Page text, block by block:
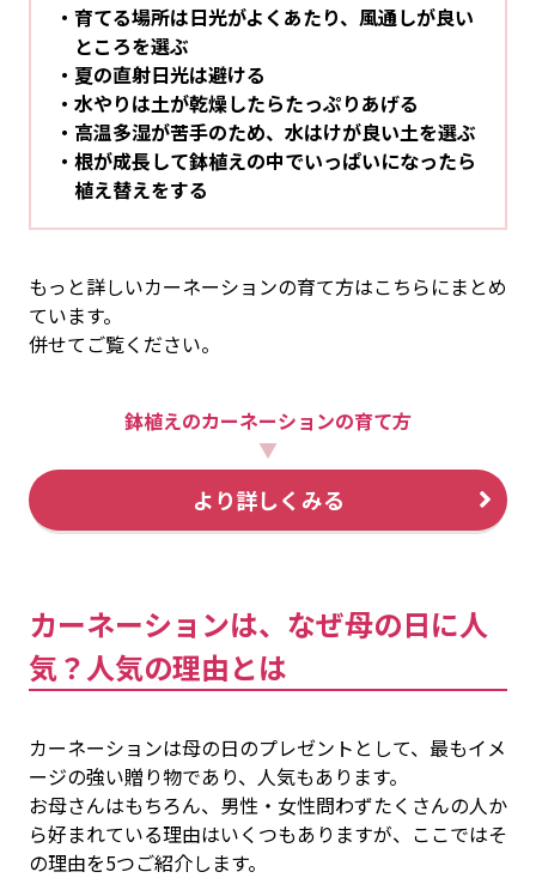
育てる場所は日光がよくあたり、風通しが良い
ところを選ぶ
夏の直射日光は避ける
水やりは土が乾燥したらたっぷりあげる
高温多湿が苦手のため、水はけが良い土を選ぶ
根が成長して鉢植えの中でいっぱいになったら
植え替えをする
もっと詳しいカーネーションの育て方はこちらにまとめ
ています。
併せてご覧ください。
鉢植えのカーネーションの育て方
▼
より詳しくみる
カーネーションは、なぜ母の日に人
気？人気の理由とは
カーネーションは母の日のプレゼントとして、最もイメ
ージの強い贈り物であり、人気もあります。
お母さんはもちろん、男性・女性問わずたくさんの人か
ら好まれている理由はいくつもありますが、ここではそ
の理由を5つご紹介します。